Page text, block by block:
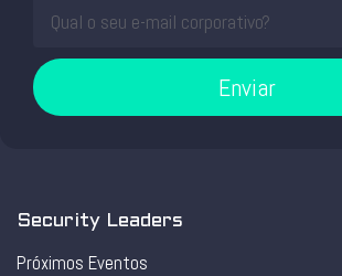
Enviar
Security Leaders
Próximos Eventos